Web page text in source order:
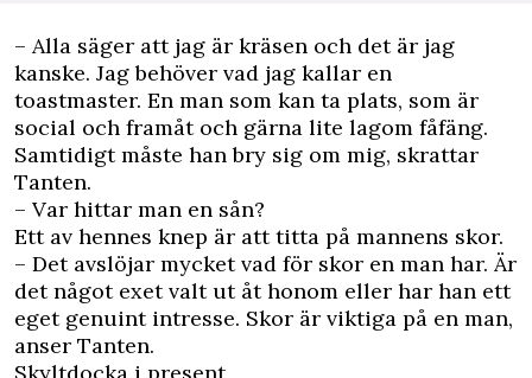
– Alla säger att jag är kräsen och det är jag
kanske. Jag behöver vad jag kallar en
toastmaster. En man som kan ta plats, som är
social och framåt och gärna lite lagom fåfäng.
Samtidigt måste han bry sig om mig, skrattar
Tanten.
– Var hittar man en sån?
Ett av hennes knep är att titta på mannens skor.
– Det avslöjar mycket vad för skor en man har. Är
det något exet valt ut åt honom eller har han ett
eget genuint intresse. Skor är viktiga på en man,
anser Tanten.